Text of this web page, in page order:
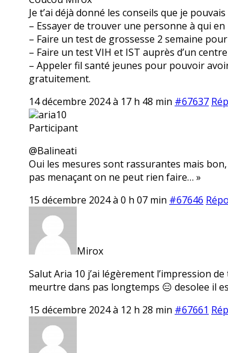
Je t’ai déjà donné les conseils que je
– Essayer de trouver une personne à qui
– Faire un test de grossesse 2 semaine
– Faire un test VIH et IST auprès d’un
– Appeler fil santé jeunes pour pouvoir
gratuitement.
14 décembre 2024 à 17 h 48 min #67637
aria10
Participant
@Balineati
Oui les mesures sont rassurantes mais
pas menaçant on ne peut rien faire… »
15 décembre 2024 à 0 h 07 min #67646
Mirox
Salut Aria 10 j’ai légèrement l’impression
meurtre dans pas longtemps 😑 desolee il
15 décembre 2024 à 12 h 28 min #67661